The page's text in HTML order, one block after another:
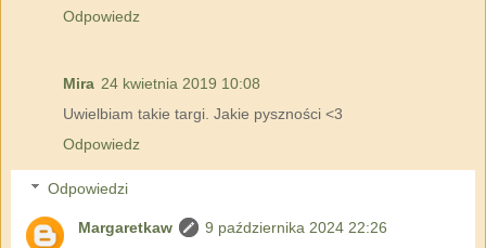
Odpowiedz
Mira 24 kwietnia 2019 10:08
Uwielbiam takie targi. Jakie pyszności <3
Odpowiedz
Odpowiedzi
Margaretkaw
9 października 2024 22:26